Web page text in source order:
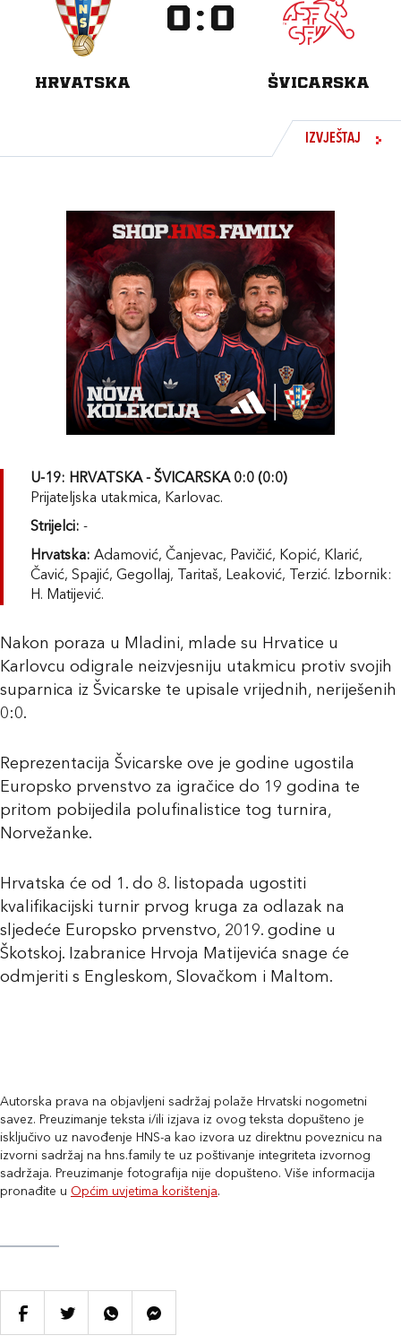
HRVATSKA
0 : 0
ŠVICARSKA
IZVJEŠTAJ
U-19: HRVATSKA - ŠVICARSKA 0:0 (0:0)
Prijateljska utakmica, Karlovac.
Strijelci: -
Hrvatska: Adamović, Čanjevac, Pavičić, Kopić, Klarić,
Čavić, Spajić, Gegollaj, Taritaš, Leaković, Terzić. Izbornik:
H. Matijević.
Nakon poraza u Mladini, mlade su Hrvatice u
Karlovcu odigrale neizvjesniju utakmicu protiv svojih
suparnica iz Švicarske te upisale vrijednih, neriješenih
0:0.
Reprezentacija Švicarske ove je godine ugostila
Europsko prvenstvo za igračice do 19 godina te
pritom pobijedila polufinalistice tog turnira,
Norvežanke.
Hrvatska će od 1. do 8. listopada ugostiti
kvalifikacijski turnir prvog kruga za odlazak na
sljedeće Europsko prvenstvo, 2019. godine u
Škotskoj. Izabranice Hrvoja Matijevića snage će
odmjeriti s Engleskom, Slovačkom i Maltom.
Autorska prava na objavljeni sadržaj polaže Hrvatski nogometni
savez. Preuzimanje teksta i/ili izjava iz ovog teksta dopušteno je
isključivo uz navođenje HNS-a kao izvora uz direktnu poveznicu na
izvorni sadržaj na hns.family te uz poštivanje integriteta izvornog
sadržaja. Preuzimanje fotografija nije dopušteno. Više informacija
pronađite u Općim uvjetima korištenja.